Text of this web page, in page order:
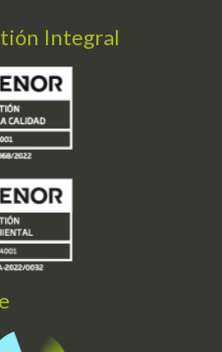
Integral